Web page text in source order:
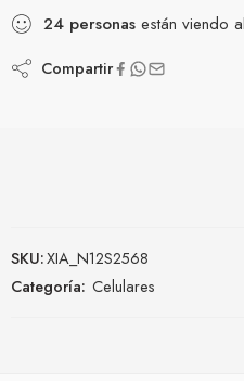
24 personas están viendo
Compartir
SKU:XIA_N12S2568
Categoría: Celulares